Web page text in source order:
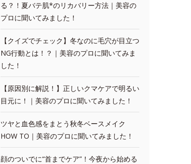
る？！夏バテ肌*のリカバリー方法｜美容の
プロに聞いてみました！
【クイズでチェック】冬なのに毛穴が目立つ
NG行動とは！？｜美容のプロに聞いてみま
した！
【原因別に解説！】正しいクマケアで明るい
目元に！｜美容のプロに聞いてみました！
ツヤと血色感をまとう秋冬ベースメイク
HOW TO｜美容のプロに聞いてみました！
顔のついでに“首までケア”！今夜から始める